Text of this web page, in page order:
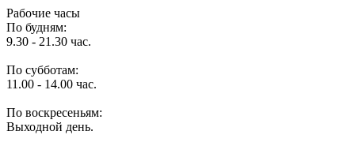
Рабочие часы
По будням:
9.30 - 21.30 час.
По субботам:
11.00 - 14.00 час.
По воскресеньям:
Выходной день.